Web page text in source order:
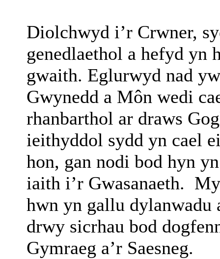
Diolchwyd i’r Crwner,
genedlaethol a hefyd yn
gwaith. Eglurwyd nad
Gwynedd a Môn wedi
rhanbarthol ar draws
ieithyddol sydd yn cael
hon, gan nodi bod hyn
iaith i’r Gwasanaeth.
hwn yn gallu dylanwadu
drwy sicrhau bod
Gymraeg a’r Saesneg.